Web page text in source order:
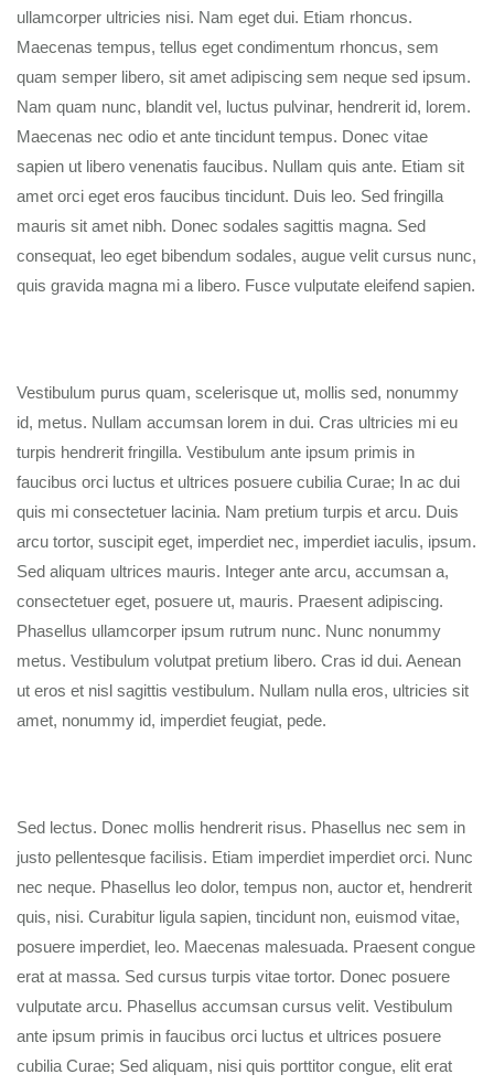
ullamcorper ultricies nisi. Nam eget dui. Etiam rhoncus.
Maecenas tempus, tellus eget condimentum rhoncus, sem
quam semper libero, sit amet adipiscing sem neque sed ipsum.
Nam quam nunc, blandit vel, luctus pulvinar, hendrerit id, lorem.
Maecenas nec odio et ante tincidunt tempus. Donec vitae
sapien ut libero venenatis faucibus. Nullam quis ante. Etiam sit
amet orci eget eros faucibus tincidunt. Duis leo. Sed fringilla
mauris sit amet nibh. Donec sodales sagittis magna. Sed
consequat, leo eget bibendum sodales, augue velit cursus nunc,
quis gravida magna mi a libero. Fusce vulputate eleifend sapien.
Vestibulum purus quam, scelerisque ut, mollis sed, nonummy
id, metus. Nullam accumsan lorem in dui. Cras ultricies mi eu
turpis hendrerit fringilla. Vestibulum ante ipsum primis in
faucibus orci luctus et ultrices posuere cubilia Curae; In ac dui
quis mi consectetuer lacinia. Nam pretium turpis et arcu. Duis
arcu tortor, suscipit eget, imperdiet nec, imperdiet iaculis, ipsum.
Sed aliquam ultrices mauris. Integer ante arcu, accumsan a,
consectetuer eget, posuere ut, mauris. Praesent adipiscing.
Phasellus ullamcorper ipsum rutrum nunc. Nunc nonummy
metus. Vestibulum volutpat pretium libero. Cras id dui. Aenean
ut eros et nisl sagittis vestibulum. Nullam nulla eros, ultricies sit
amet, nonummy id, imperdiet feugiat, pede.
Sed lectus. Donec mollis hendrerit risus. Phasellus nec sem in
justo pellentesque facilisis. Etiam imperdiet imperdiet orci. Nunc
nec neque. Phasellus leo dolor, tempus non, auctor et, hendrerit
quis, nisi. Curabitur ligula sapien, tincidunt non, euismod vitae,
posuere imperdiet, leo. Maecenas malesuada. Praesent congue
erat at massa. Sed cursus turpis vitae tortor. Donec posuere
vulputate arcu. Phasellus accumsan cursus velit. Vestibulum
ante ipsum primis in faucibus orci luctus et ultrices posuere
cubilia Curae; Sed aliquam, nisi quis porttitor congue, elit erat